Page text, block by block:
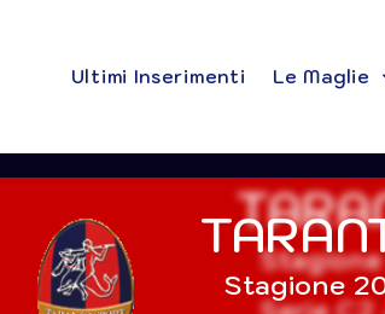
Ultimi Inserimenti Le Maglie
Stagione